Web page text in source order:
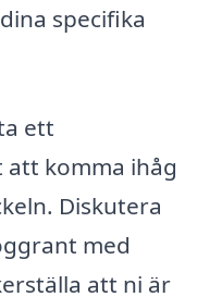
specifika
ett
komma ihåg
Diskutera
med
att ni är